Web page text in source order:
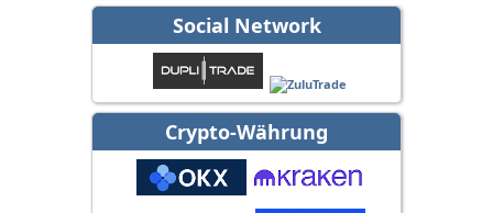
Social Network
Crypto-Währung